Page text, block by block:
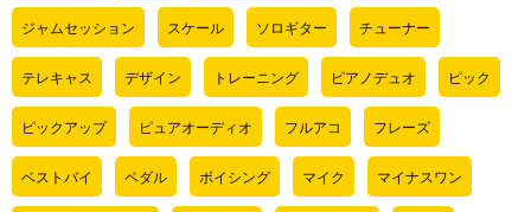
ジャムセッション スケール ソロギター チューナー
テレキャス デザイン トレーニング ピアノデュオ ピック
ピックアップ ピュアオーディオ フルアコ フレーズ
ベストバイ ペダル ボイシング マイク マイナスワン